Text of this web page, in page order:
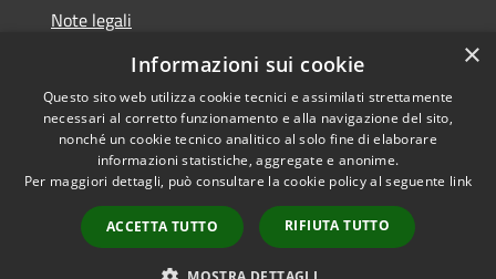
Note legali
Dichiarazione di accessibilità
Accessibilità
Copyright © 2026 • Comune di
Campiglia dei Berici • Powered
byMunicipium
Accesso
redazione
×
Informazioni sui cookie
Questo sito web utilizza cookie tecnici e assimilati strettamente
necessari al corretto funzionamento e alla navigazione del sito,
nonché un cookie tecnico analitico al solo fine di elaborare
informazioni statistiche, aggregate e anonime.
Per maggiori dettagli, può consultare la cookie policy al seguente link
ACCETTA TUTTO RIFIUTA TUTTO